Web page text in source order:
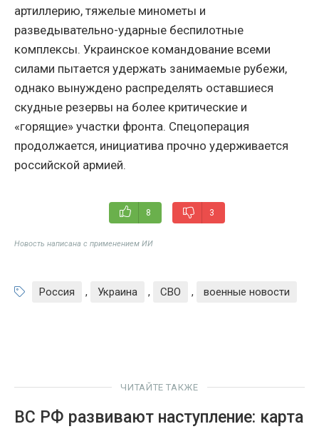
артиллерию, тяжелые минометы и
разведывательно-ударные беспилотные
комплексы. Украинское командование всеми
силами пытается удержать занимаемые рубежи,
однако вынуждено распределять оставшиеся
скудные резервы на более критические и
«горящие» участки фронта. Спецоперация
продолжается, инициатива прочно удерживается
российской армией.
8 3
Новость написана с применением ИИ
Россия , Украина , СВО , военные новости
ЧИТАЙТЕ ТАКЖЕ
ВС РФ развивают наступление: карта